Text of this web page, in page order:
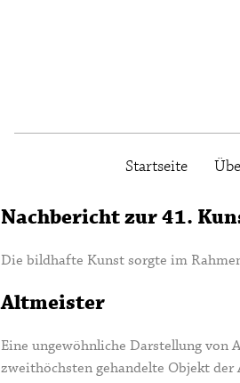
Startseite
Nachbericht zur 41.
Die bildhafte Kunst sorgte im
Altmeister
Eine ungewöhnliche Darstellung von
zweithöchsten gehandelte Objekt der